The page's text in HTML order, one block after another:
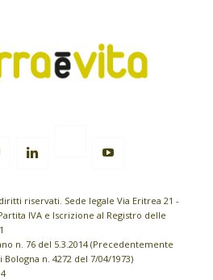
riservati. Sede legale Via Eritrea 21 -
IVA e Iscrizione al Registro delle
n. 76 del 5.3.2014 (Precedentemente
n. 4272 del 7/04/1973)